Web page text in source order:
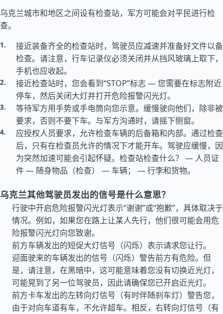
乌克兰城市和地区之间设有检查站，军方可能会对平民进行检
查。
接近装备齐全的检查站时，驾驶员应减速并准备好文件以备
检查。请注意，行车记录仪必须关闭并从挡风玻璃上取下，
手机也应收起。
接近检查站时，您会看到“STOP”标志 — 您需要在标志附近
停车，然后关闭大灯并打开危险报警闪光灯。
等待军方用手势或手电筒向您示意。缓慢驶向他们，除非被
要求，否则不要下车。与军方沟通时，请摇下侧窗。
应授权人员要求，允许检查车辆的后备箱和内部。通过检查
后，只有在检查员允许的情况下才能开车。驾驶应缓慢，因
为突然加速可能会引起怀疑。检查站检查什么？ — 人员证
件 — 随身物品（检查） — 车辆； — 行李和货物。
乌克兰其他驾驶员发出的信号是什么意思？
行驶中开启危险报警闪光灯表示“谢谢”或“抱歉”，具体取决于
情况。例如，如果您在路上让某人先行，他们很可能会用危
险报警闪光灯向您致谢。
前方车辆发出的短促大灯信号（闪烁）表示请求您让行。
迎面驶来的车辆发出的信号（闪烁）警告前方有危险。但
是，请注意，在黑暗中，这可能意味着您没有切换近光灯，
可能晃到了另一位驾驶员，因此请确保您已开启近光灯。
前方卡车发出的左转向灯信号（有时伴随刹车灯）警告您，
由于对向车道有车，不允许超车。相反，右转向灯信号（有